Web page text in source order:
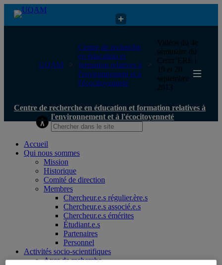
Centre de recherche en éducation et formation relatives à
l'environnement et à l'écocitoyenneté
UQAM
Centre de recherche
en éducation et
formation relatives à
l'environnement et à
l'écocitoyenneté
Vidéos du 4e
séminaire du
Centr’ERE |
19 et 20
septembre
2013
Centre de recherche en éducation et formation relatives à
l'environnement et à l'écocitoyenneté
Accueil
Qui nous sommes
Mission
Historique
Comité de direction
Membres
Chercheur.e.s régulier.ère.s
Chercheur.e.s associé.e.s
Chercheur.e.s émérites
Étudiant.e.s
Partenaires
Personnel
Activités socio-scientifiques
Axes de recherche